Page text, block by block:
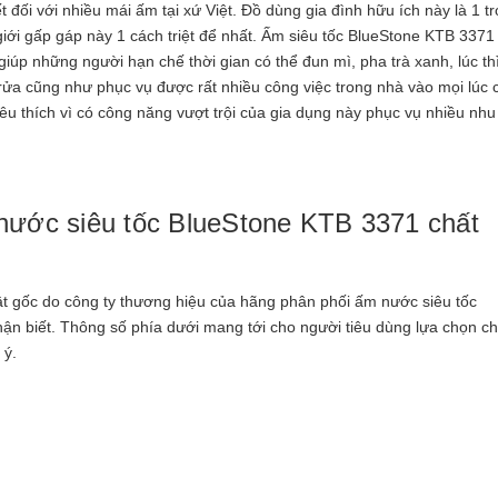
đối với nhiều mái ấm tại xứ Việt. Đồ dùng gia đình hữu ích này là 1
gấp gáp này 1 cách triệt để nhất. Ấm siêu tốc BlueStone KTB 3371
những người hạn chế thời gian có thể đun mì, pha trà xanh, lúc
cũng như phục vụ được rất nhiều công việc trong nhà vào mọi lúc
thích vì có công năng vượt trội của gia dụng này phục vụ nhiều
siêu tốc BlueStone KTB 3371 chất
gốc do công ty thương hiệu của hãng phân phối ấm nước siêu tốc
biết. Thông số phía dưới mang tới cho người tiêu dùng lựa chọn